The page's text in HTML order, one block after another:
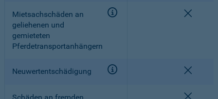
Mietsachschäden an
geliehenen und
gemieteten
Pferdetransportanhängern
Neuwertentschädigung